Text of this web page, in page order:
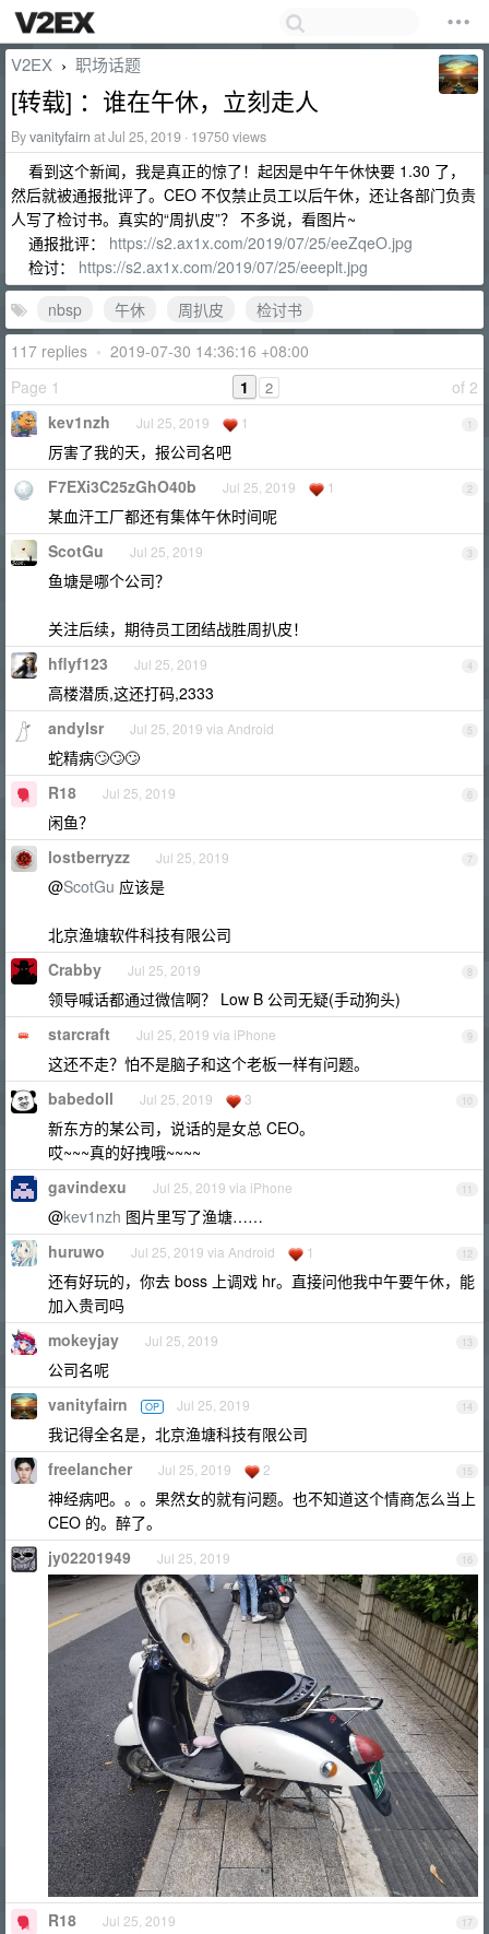
V2EX › 职场话题
[转载] ：谁在午休，立刻走人
Byvanityfairn at Jul 25, 2019 · 19750 views
看到这个新闻，我是真正的惊了！起因是中午午休快要 1.30 了，
然后就被通报批评了。CEO 不仅禁止员工以后午休，还让各部门负责
人写了检讨书。真实的“周扒皮”？ 不多说，看图片~
通报批评： https://s2.ax1x.com/2019/07/25/eeZqeO.jpg
检讨： https://s2.ax1x.com/2019/07/25/eeeplt.jpg
nbsp
午休 周扒皮
检讨书
117 replies • 2019-07-30 14:36:16 +08:00
Page 1
of 2
1 2
1
kev1nzh Jul 25, 2019 1
厉害了我的天，报公司名吧
2
F7EXi3C25zGhO40b Jul 25, 2019 1
某血汗工厂都还有集体午休时间呢
3
ScotGu Jul 25, 2019
鱼塘是哪个公司？
关注后续，期待员工团结战胜周扒皮！
4
hflyf123 Jul 25, 2019
高楼潜质,这还打码,2333
5
andylsr Jul 25, 2019 via Android
蛇精病🙄🙄🙄
6
R18 Jul 25, 2019
闲鱼？
7
lostberryzz Jul 25, 2019
@ScotGu 应该是
北京渔塘软件科技有限公司
8
Crabby Jul 25, 2019
领导喊话都通过微信啊？ Low B 公司无疑(手动狗头)
9
starcraft Jul 25, 2019 via iPhone
这还不走？怕不是脑子和这个老板一样有问题。
10
babedoll Jul 25, 2019 3
新东方的某公司，说话的是女总 CEO。
哎~~~真的好拽哦~~~~
11
gavindexu Jul 25, 2019 via iPhone
@kev1nzh 图片里写了渔塘……
12
huruwo Jul 25, 2019 via Android 1
还有好玩的，你去 boss 上调戏 hr。直接问他我中午要午休，能
加入贵司吗
13
mokeyjay Jul 25, 2019
公司名呢
14
vanityfairn OP Jul 25, 2019
我记得全名是，北京渔塘科技有限公司
15
freelancher Jul 25, 2019 2
神经病吧。。。果然女的就有问题。也不知道这个情商怎么当上
CEO 的。醉了。
16
jy02201949 Jul 25, 2019
17
R18 Jul 25, 2019